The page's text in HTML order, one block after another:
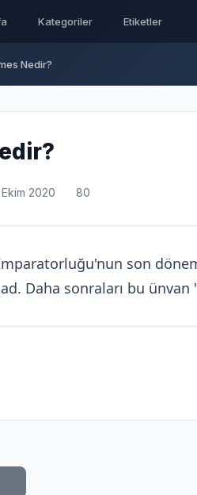
Kategoriler Etiketler
Nedir?
Ekim 2020 80
son
Daha sonraları bu